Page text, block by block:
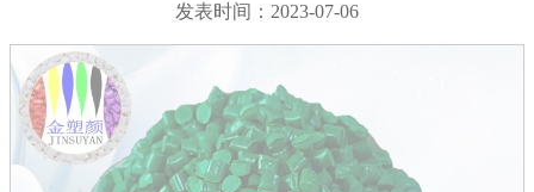
发表时间：2023-07-06